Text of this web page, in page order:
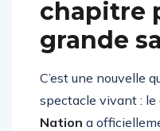
chapitre
grande
C’est une nouvelle
spectacle vivant :